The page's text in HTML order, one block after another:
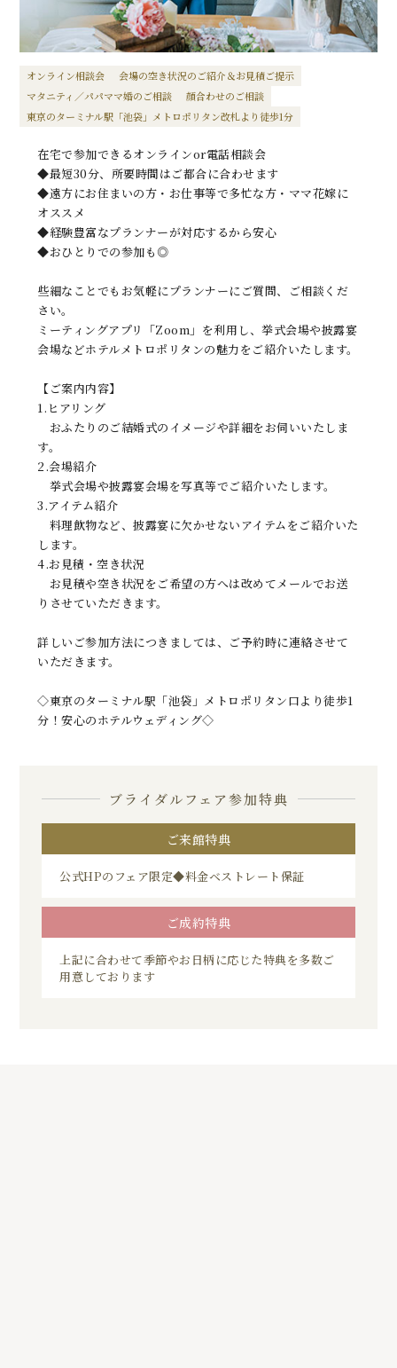
オンライン相談会
会場の空き状況のご紹介＆お見積ご提示
マタニティ／パパママ婚のご相談
顔合わせのご相談
東京のターミナル駅「池袋」メトロポリタン改札より徒歩1分
在宅で参加できるオンラインor電話相談会
◆最短30分、所要時間はご都合に合わせます
◆遠方にお住まいの方・お仕事等で多忙な方・ママ花嫁に
オススメ
◆経験豊富なプランナーが対応するから安心
◆おひとりでの参加も◎
些細なことでもお気軽にプランナーにご質問、ご相談くだ
さい。
ミーティングアプリ「Zoom」を利用し、挙式会場や披露宴
会場などホテルメトロポリタンの魅力をご紹介いたします。
【ご案内内容】
1.ヒアリング
おふたりのご結婚式のイメージや詳細をお伺いいたしま
す。
2.会場紹介
挙式会場や披露宴会場を写真等でご紹介いたします。
3.アイテム紹介
料理飲物など、披露宴に欠かせないアイテムをご紹介いた
します。
4.お見積・空き状況
お見積や空き状況をご希望の方へは改めてメールでお送
りさせていただきます。
詳しいご参加方法につきましては、ご予約時に連絡させて
いただきます。
◇東京のターミナル駅「池袋」メトロポリタン口より徒歩1
分！安心のホテルウェディング◇
ブライダルフェア参加特典
ご来館特典
公式HPのフェア限定◆料金ベストレート保証
ご成約特典
上記に合わせて季節やお日柄に応じた特典を多数ご
用意しております